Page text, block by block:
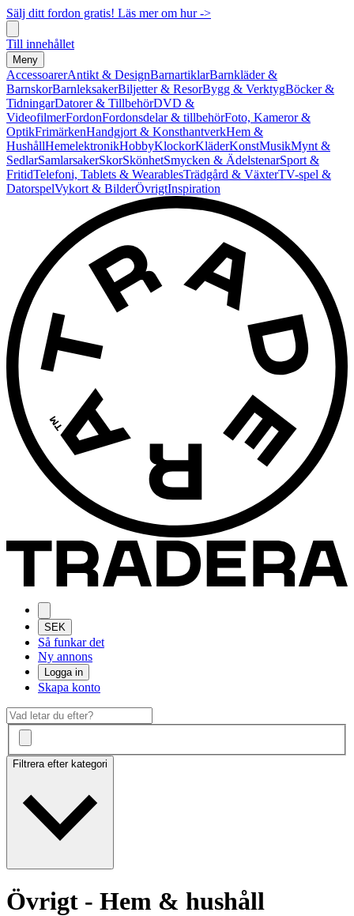
Sälj ditt fordon gratis! Läs mer om hur ->
Till innehållet
Meny
AccessoarerAntikt & DesignBarnartiklarBarnkläder &
BarnskorBarnleksakerBiljetter & ResorBygg & VerktygBöcker &
TidningarDatorer & TillbehörDVD &
VideofilmerFordonFordonsdelar & tillbehörFoto, Kameror &
OptikFrimärkenHandgjort & KonsthantverkHem &
HushållHemelektronikHobbyKlockorKläderKonstMusikMynt &
SedlarSamlarsakerSkorSkönhetSmycken & ÄdelstenarSport &
FritidTelefoni, Tablets & WearablesTrädgård & VäxterTV-spel &
DatorspelVykort & BilderÖvrigtInspiration
SEK
Så funkar det
Ny annons
Logga in
Skapa konto
Filtrera efter kategori
Övrigt - Hem & hushåll